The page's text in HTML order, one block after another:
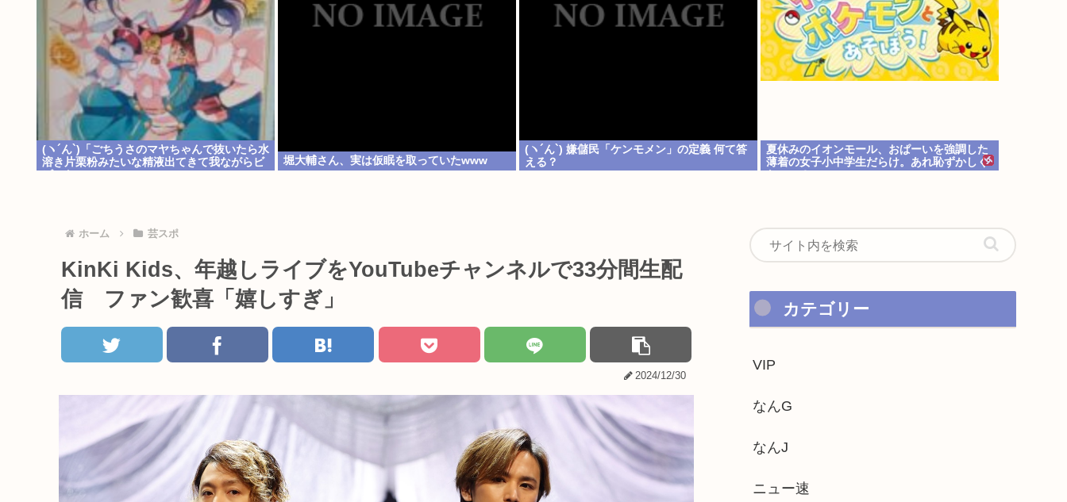
(ヽ´ん`)「ごちうさのマヤちゃんで抜いたら水
溶き片栗粉みたいな精液出てきて我ながらビ
堀大輔さん、実は仮眠を取っていたwww
(ヽ´ん`) 嫌儲民「ケンモメン」の定義 何て答
える？
夏休みのイオンモール、おぱーいを強調した
薄着の女子小中学生だらけ。あれ恥ずかしく
ホーム 芸スポ
KinKi Kids、年越しライブをYouTubeチャンネルで33分間生配
信 ファン歓喜「嬉しすぎ」
2024/12/30
カテゴリー
VIP
なんG
なんJ
ニュー速